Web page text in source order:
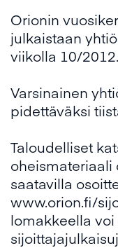
Orionin
julkaistaan
viikolla 10/2012.
Varsinainen
pidettäväksi
Taloudelliset
oheismateriaali
saatavilla
www.orion.fi/
lomakkeella